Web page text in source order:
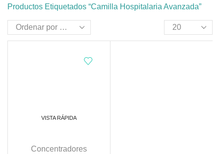
Productos Etiquetados “camilla Hospitalaria Avanzada”
VISTA RÁPIDA
Concentradores